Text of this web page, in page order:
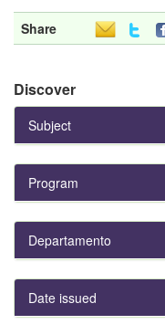
Share
Discover
Subject
Program
Departamento
Date issued